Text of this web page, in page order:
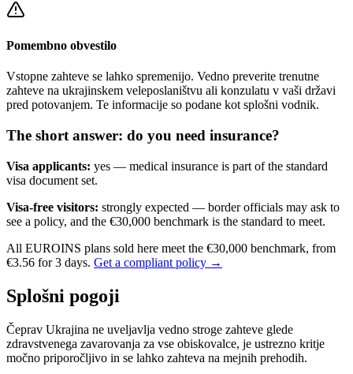
Pomembno obvestilo
Vstopne zahteve se lahko spremenijo. Vedno preverite trenutne
zahteve na ukrajinskem veleposlaništvu ali konzulatu v vaši državi
pred potovanjem. Te informacije so podane kot splošni vodnik.
The short answer: do you need insurance?
Visa applicants: yes — medical insurance is part of the standard
visa document set.
Visa-free visitors: strongly expected — border officials may ask to
see a policy, and the €30,000 benchmark is the standard to meet.
All EUROINS plans sold here meet the €30,000 benchmark, from
€3.56 for 3 days. Get a compliant policy →
Splošni pogoji
Čeprav Ukrajina ne uveljavlja vedno stroge zahteve glede
zdravstvenega zavarovanja za vse obiskovalce, je ustrezno kritje
močno priporočljivo in se lahko zahteva na mejnih prehodih.